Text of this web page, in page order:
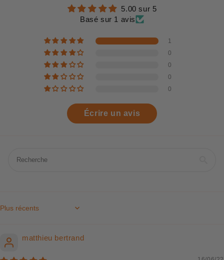
5.00 sur 5
Basé sur 1 avis
1
0
0
0
0
Écrire un avis
Sort by
matthieu bertrand